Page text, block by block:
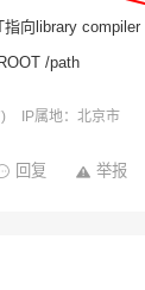
向library compiler
/path
IP属地：北京市
回复 举报